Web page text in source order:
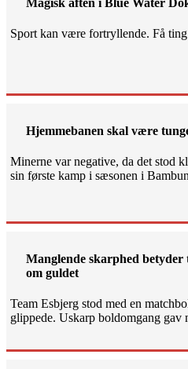
Sport kan være fortryllende. Få
Hjemmebanen skal være
Minerne var negative, da det stod
sin første kamp i sæsonen i
Manglende skarphed
om guldet
Team Esbjerg stod med en
glippede. Uskarp boldomgang gav